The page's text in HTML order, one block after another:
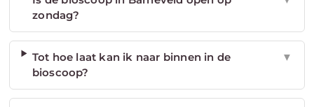
zondag?
Tot hoe laat kan ik naar binnen in de
bioscoop?
▼